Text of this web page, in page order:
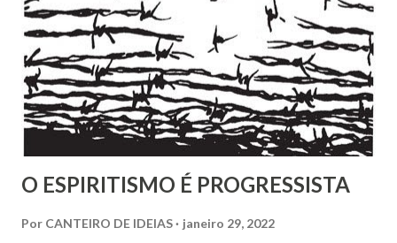
espiritualidade que faça sentido com quem a gente
realmente é.
O ESPIRITISMO É PROGRESSISTA
Por CANTEIRO DE IDEIAS janeiro 29, 2022